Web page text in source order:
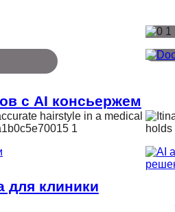
с AI консьержем
для клиники